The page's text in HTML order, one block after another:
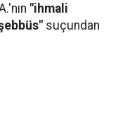
"ihmali
suçundan